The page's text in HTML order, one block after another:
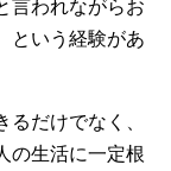
言われながらお
という経験があ
るだけでなく、
の生活に一定根